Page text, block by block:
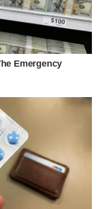
Emergency